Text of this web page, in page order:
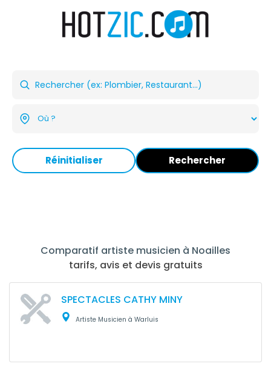
Réinitialiser Rechercher
Comparatif artiste musicien à Noailles
tarifs, avis et devis gratuits
SPECTACLES CATHY MINY
Artiste Musicien à Warluis